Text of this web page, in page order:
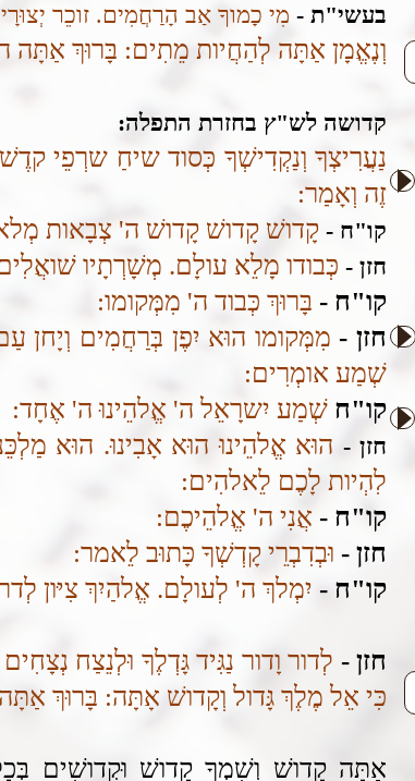
בעשי"ת - מִי כָמוךָ אַב הָרַחֲמִים. זוכֵר
וְנֶאֱמָן אַתָּה לְהַחֲיות מֵתִים: בָּרוּךְ אַתָּה
קדושה לש"ץ בחזרת התפלה:
נַעֲרִיצְךָ וְנַקְדִישְׁךָ כְּסוד שיחַ שרְפֵי
זֶה וְאָמַר:
קו"ח - קָדושׁ קָדושׁ קָדושׁ ה' צְבָאות
חזן - כְּבודו מָלֵא עולָם. מְשָׁרְתָיו
קו"ח - בָּרוּךְ כְּבוד ה' מִמְּקומו:
חזן - מִמְּקומו הוּא יִפֶן בְּרַחֲמִים
שְׁמַע אומְרִים:
קו"ח שְׁמַע יִשרָאֵל ה' אֱלהֵינוּ ה' אֶחָד:
חזן - הוּא אֱלהֵינוּ הוּא אָבִינוּ. הוּא
לִהְיות לָכֶם לֵאלהִים:
קו"ח - אֲנִי ה' אֱלהֵיכֶם:
חזן - וּבְדִבְרֵי קָדְשְׁךָ כָּתוּב לֵאמר:
קו"ח - יִמְלךְ ה' לְעולָם. אֱלהַיִךְ צִיּון
חזן - לְדור וָדור נַגִּיד גָּדְלֶךָ וּלְנֵצַח
כִּי אֵל מֶלֶךְ גָּדול וְקָדושׁ אָתָּה: בָּרוּךְ
אַתָּה קָדושׁ וְשִׁמְךָ קָדושׁ וּקְדושִׁים